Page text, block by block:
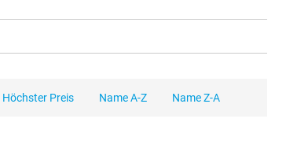
Höchster Preis Name A-Z Name Z-A